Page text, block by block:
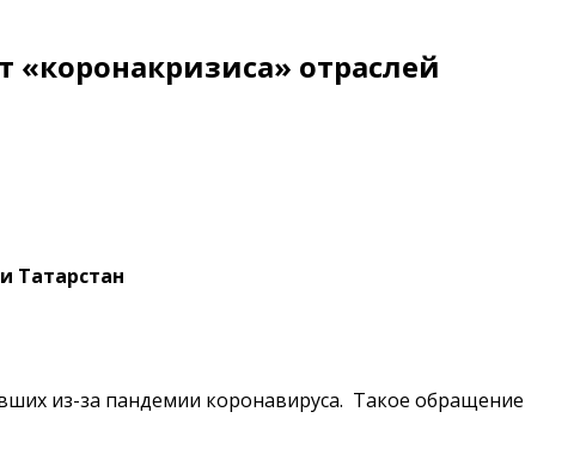
отраслей
Татарстан
из-за пандемии коронавируса. Такое обращение